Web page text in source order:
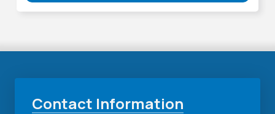
Contact Information